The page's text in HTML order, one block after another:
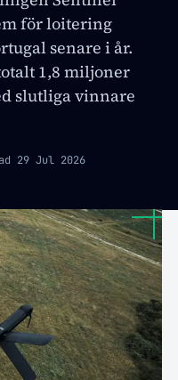
för loitering
senare i år.
1,8 miljoner
slutliga vinnare
29 Jul 2026